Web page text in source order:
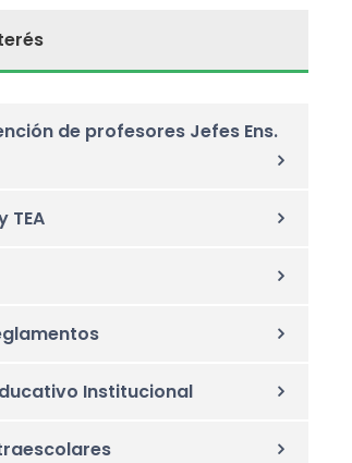
de profesores Jefes Ens.
TEA
Institucional